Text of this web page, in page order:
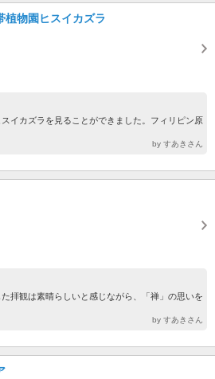
植物園ヒスイカズラ
イカズラを見ることができました。フィリピン原
by すあきさん
拝観は素晴らしいと感じながら、「禅」の思いを
by すあきさん